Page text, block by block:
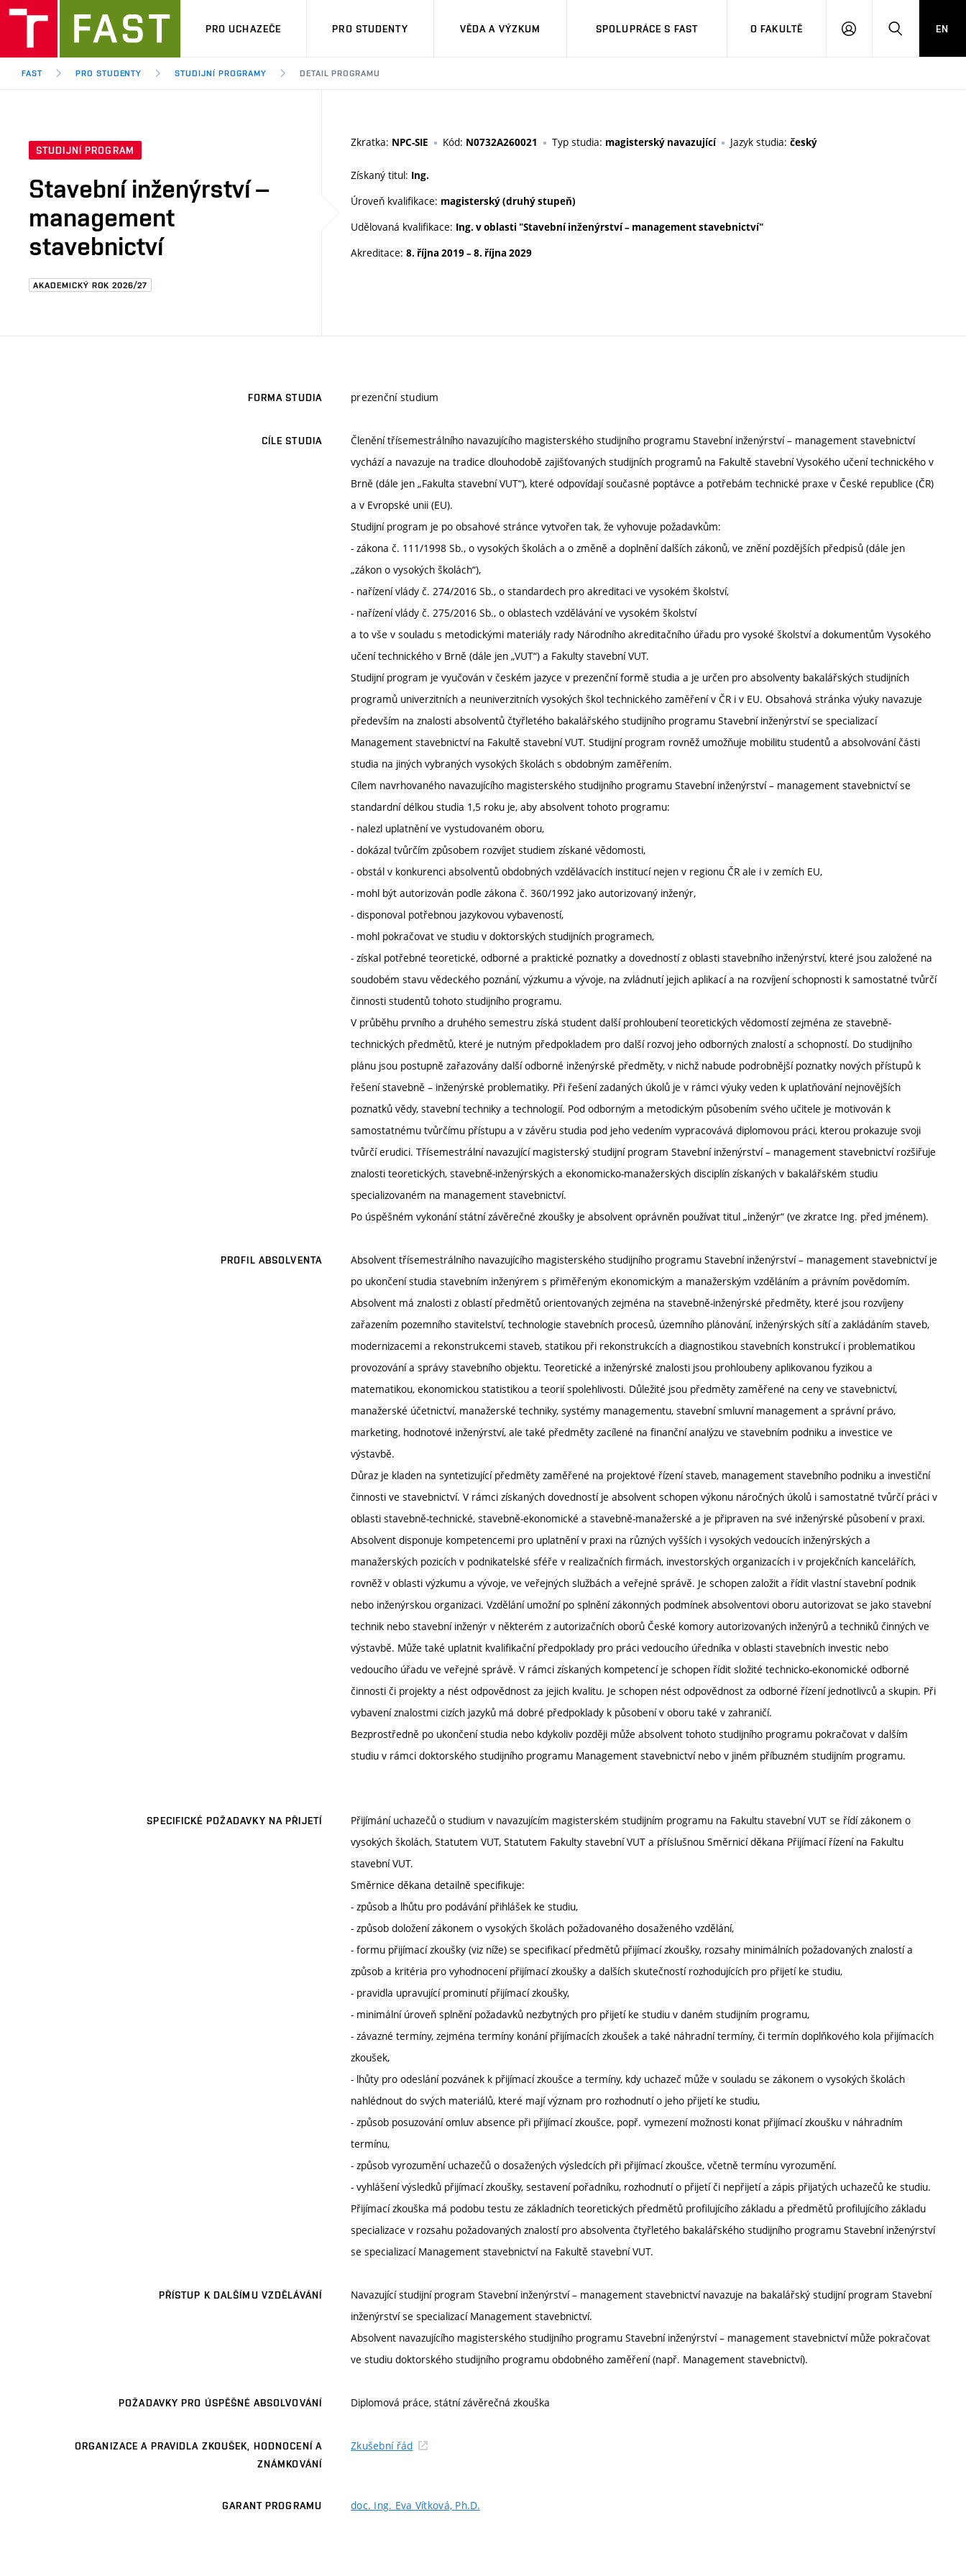
PRO UCHAZEČE PRO STUDENTY VĚDA A VÝZKUM SPOLUPRÁCE S FAST O FAKULTĚ
PŘIHLÁSITHLEDAT
EN
FAST PRO STUDENTY STUDIJNÍ PROGRAMY DETAIL PROGRAMU
STUDIJNÍ PROGRAM
Stavební inženýrství –
management
stavebnictví
AKADEMICKÝ ROK 2026/27
Zkratka: NPC-SIE Kód: N0732A260021 Typ studia: magisterský navazující Jazyk studia: český
Získaný titul: Ing.
Úroveň kvalifikace: magisterský (druhý stupeň)
Udělovaná kvalifikace: Ing. v oblasti "Stavební inženýrství – management stavebnictví"
Akreditace: 8. října 2019–8. října 2029
FORMA STUDIA prezenční studium
CÍLE STUDIA
Členění třísemestrálního navazujícího magisterského studijního programu Stavební inženýrství – management stavebnictví
vychází a navazuje na tradice dlouhodobě zajišťovaných studijních programů na Fakultě stavební Vysokého učení technického v
Brně (dále jen „Fakulta stavební VUT“), které odpovídají současné poptávce a potřebám technické praxe v České republice (ČR)
a v Evropské unii (EU).
Studijní program je po obsahové stránce vytvořen tak, že vyhovuje požadavkům:
- zákona č. 111/1998 Sb., o vysokých školách a o změně a doplnění dalších zákonů, ve znění pozdějších předpisů (dále jen
„zákon o vysokých školách“),
- nařízení vlády č. 274/2016 Sb., o standardech pro akreditaci ve vysokém školství,
- nařízení vlády č. 275/2016 Sb., o oblastech vzdělávání ve vysokém školství
a to vše v souladu s metodickými materiály rady Národního akreditačního úřadu pro vysoké školství a dokumentům Vysokého
učení technického v Brně (dále jen „VUT“) a Fakulty stavební VUT.
Studijní program je vyučován v českém jazyce v prezenční formě studia a je určen pro absolventy bakalářských studijních
programů univerzitních a neuniverzitních vysokých škol technického zaměření v ČR i v EU. Obsahová stránka výuky navazuje
především na znalosti absolventů čtyřletého bakalářského studijního programu Stavební inženýrství se specializací
Management stavebnictví na Fakultě stavební VUT. Studijní program rovněž umožňuje mobilitu studentů a absolvování části
studia na jiných vybraných vysokých školách s obdobným zaměřením.
Cílem navrhovaného navazujícího magisterského studijního programu Stavební inženýrství – management stavebnictví se
standardní délkou studia 1,5 roku je, aby absolvent tohoto programu:
- nalezl uplatnění ve vystudovaném oboru,
- dokázal tvůrčím způsobem rozvíjet studiem získané vědomosti,
- obstál v konkurenci absolventů obdobných vzdělávacích institucí nejen v regionu ČR ale i v zemích EU,
- mohl být autorizován podle zákona č. 360/1992 jako autorizovaný inženýr,
- disponoval potřebnou jazykovou vybaveností,
- mohl pokračovat ve studiu v doktorských studijních programech,
- získal potřebné teoretické, odborné a praktické poznatky a dovedností z oblasti stavebního inženýrství, které jsou založené na
soudobém stavu vědeckého poznání, výzkumu a vývoje, na zvládnutí jejich aplikací a na rozvíjení schopnosti k samostatné tvůrčí
činnosti studentů tohoto studijního programu.
V průběhu prvního a druhého semestru získá student další prohloubení teoretických vědomostí zejména ze stavebně-
technických předmětů, které je nutným předpokladem pro další rozvoj jeho odborných znalostí a schopností. Do studijního
plánu jsou postupně zařazovány další odborné inženýrské předměty, v nichž nabude podrobnější poznatky nových přístupů k
řešení stavebně – inženýrské problematiky. Při řešení zadaných úkolů je v rámci výuky veden k uplatňování nejnovějších
poznatků vědy, stavební techniky a technologií. Pod odborným a metodickým působením svého učitele je motivován k
samostatnému tvůrčímu přístupu a v závěru studia pod jeho vedením vypracovává diplomovou práci, kterou prokazuje svoji
tvůrčí erudici. Třísemestrální navazující magisterský studijní program Stavební inženýrství – management stavebnictví rozšiřuje
znalosti teoretických, stavebně-inženýrských a ekonomicko-manažerských disciplín získaných v bakalářském studiu
specializovaném na management stavebnictví.
Po úspěšném vykonání státní závěrečné zkoušky je absolvent oprávněn používat titul „inženýr“ (ve zkratce Ing. před jménem).
PROFIL ABSOLVENTA
Absolvent třísemestrálního navazujícího magisterského studijního programu Stavební inženýrství – management stavebnictví je
po ukončení studia stavebním inženýrem s přiměřeným ekonomickým a manažerským vzděláním a právním povědomím.
Absolvent má znalosti z oblastí předmětů orientovaných zejména na stavebně-inženýrské předměty, které jsou rozvíjeny
zařazením pozemního stavitelství, technologie stavebních procesů, územního plánování, inženýrských sítí a zakládáním staveb,
modernizacemi a rekonstrukcemi staveb, statikou při rekonstrukcích a diagnostikou stavebních konstrukcí i problematikou
provozování a správy stavebního objektu. Teoretické a inženýrské znalosti jsou prohloubeny aplikovanou fyzikou a
matematikou, ekonomickou statistikou a teorií spolehlivosti. Důležité jsou předměty zaměřené na ceny ve stavebnictví,
manažerské účetnictví, manažerské techniky, systémy managementu, stavební smluvní management a správní právo,
marketing, hodnotové inženýrství, ale také předměty zacílené na finanční analýzu ve stavebním podniku a investice ve
výstavbě.
Důraz je kladen na syntetizující předměty zaměřené na projektové řízení staveb, management stavebního podniku a investiční
činnosti ve stavebnictví. V rámci získaných dovedností je absolvent schopen výkonu náročných úkolů i samostatné tvůrčí práci v
oblasti stavebně-technické, stavebně-ekonomické a stavebně-manažerské a je připraven na své inženýrské působení v praxi.
Absolvent disponuje kompetencemi pro uplatnění v praxi na různých vyšších i vysokých vedoucích inženýrských a
manažerských pozicích v podnikatelské sféře v realizačních firmách, investorských organizacích i v projekčních kancelářích,
rovněž v oblasti výzkumu a vývoje, ve veřejných službách a veřejné správě. Je schopen založit a řídit vlastní stavební podnik
nebo inženýrskou organizaci. Vzdělání umožní po splnění zákonných podmínek absolventovi oboru autorizovat se jako stavební
technik nebo stavební inženýr v některém z autorizačních oborů České komory autorizovaných inženýrů a techniků činných ve
výstavbě. Může také uplatnit kvalifikační předpoklady pro práci vedoucího úředníka v oblasti stavebních investic nebo
vedoucího úřadu ve veřejné správě. V rámci získaných kompetencí je schopen řídit složité technicko-ekonomické odborné
činnosti či projekty a nést odpovědnost za jejich kvalitu. Je schopen nést odpovědnost za odborné řízení jednotlivců a skupin. Při
vybavení znalostmi cizích jazyků má dobré předpoklady k působení v oboru také v zahraničí.
Bezprostředně po ukončení studia nebo kdykoliv později může absolvent tohoto studijního programu pokračovat v dalším
studiu v rámci doktorského studijního programu Management stavebnictví nebo v jiném příbuzném studijním programu.
SPECIFICKÉ POŽADAVKY NA PŘIJETÍ
Přijímání uchazečů o studium v navazujícím magisterském studijním programu na Fakultu stavební VUT se řídí zákonem o
vysokých školách, Statutem VUT, Statutem Fakulty stavební VUT a příslušnou Směrnicí děkana Přijímací řízení na Fakultu
stavební VUT.
Směrnice děkana detailně specifikuje:
- způsob a lhůtu pro podávání přihlášek ke studiu,
- způsob doložení zákonem o vysokých školách požadovaného dosaženého vzdělání,
- formu přijímací zkoušky (viz níže) se specifikací předmětů přijímací zkoušky, rozsahy minimálních požadovaných znalostí a
způsob a kritéria pro vyhodnocení přijímací zkoušky a dalších skutečností rozhodujících pro přijetí ke studiu,
- pravidla upravující prominutí přijímací zkoušky,
- minimální úroveň splnění požadavků nezbytných pro přijetí ke studiu v daném studijním programu,
- závazné termíny, zejména termíny konání přijímacích zkoušek a také náhradní termíny, či termín doplňkového kola přijímacích
zkoušek,
- lhůty pro odeslání pozvánek k přijímací zkoušce a termíny, kdy uchazeč může v souladu se zákonem o vysokých školách
nahlédnout do svých materiálů, které mají význam pro rozhodnutí o jeho přijetí ke studiu,
- způsob posuzování omluv absence při přijímací zkoušce, popř. vymezení možnosti konat přijímací zkoušku v náhradním
termínu,
- způsob vyrozumění uchazečů o dosažených výsledcích při přijímací zkoušce, včetně termínu vyrozumění.
- vyhlášení výsledků přijímací zkoušky, sestavení pořadníku, rozhodnutí o přijetí či nepřijetí a zápis přijatých uchazečů ke studiu.
Přijímací zkouška má podobu testu ze základních teoretických předmětů profilujícího základu a předmětů profilujícího základu
specializace v rozsahu požadovaných znalostí pro absolventa čtyřletého bakalářského studijního programu Stavební inženýrství
se specializací Management stavebnictví na Fakultě stavební VUT.
PŘÍSTUP K DALŠÍMU VZDĚLÁVÁNÍ
Navazující studijní program Stavební inženýrství – management stavebnictví navazuje na bakalářský studijní program Stavební
inženýrství se specializací Management stavebnictví.
Absolvent navazujícího magisterského studijního programu Stavební inženýrství – management stavebnictví může pokračovat
ve studiu doktorského studijního programu obdobného zaměření (např. Management stavebnictví).
POŽADAVKY PRO ÚSPĚŠNÉ ABSOLVOVÁNÍ Diplomová práce, státní závěrečná zkouška
ORGANIZACE A PRAVIDLA ZKOUŠEK, HODNOCENÍ A
ZNÁMKOVÁNÍ
Zkušební řád
GARANT PROGRAMU doc. Ing. Eva Vítková, Ph.D.